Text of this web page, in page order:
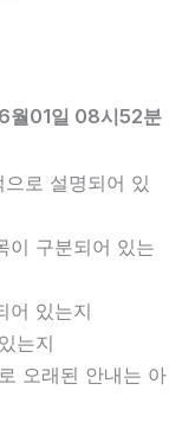
월01일 08시52분
로 설명되어 있
이 구분되어 있는
어 있는지
는지
오래된 안내는 아